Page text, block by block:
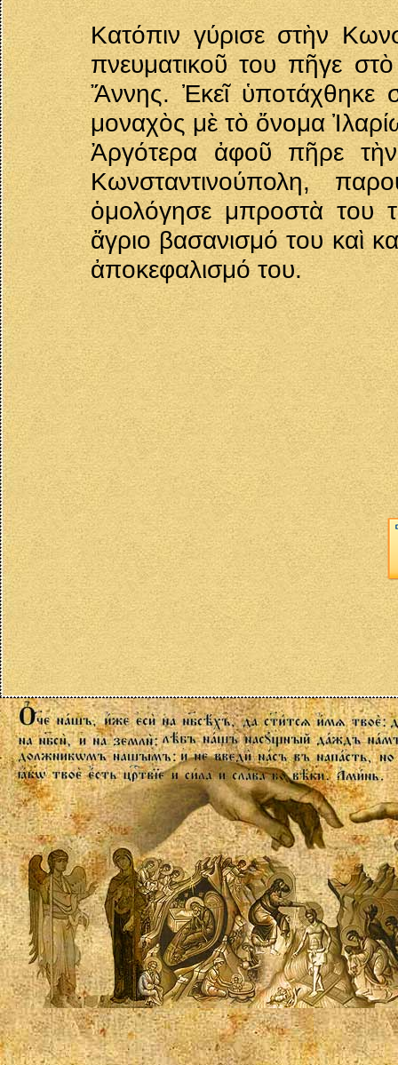
Κατόπιν γύρισε στὴν
πνευματικοῦ του πῆγε
Ἄννης. Ἐκεῖ ὑποτάχθηκε
μοναχὸς μὲ τὸ ὄνομα
Ἀργότερα ἀφοῦ πῆρε
Κωνσταντινούπολη,
ὁμολόγησε μπροστὰ του
ἄγριο βασανισμό του καὶ
ἀποκεφαλισμό του.